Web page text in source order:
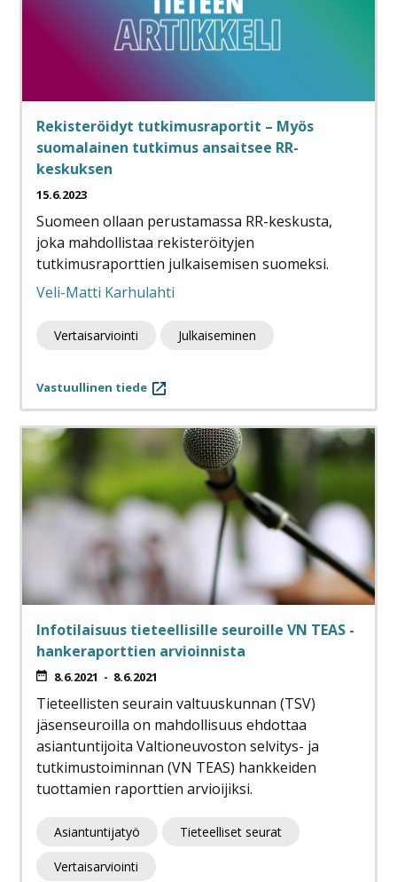
Rekisteröidyt tutkimusraportit – Myös
suomalainen tutkimus ansaitsee RR-
keskuksen
15.6.2023
Suomeen ollaan perustamassa RR-keskusta,
joka mahdollistaa rekisteröityjen
tutkimusraporttien julkaisemisen suomeksi.
Veli-Matti Karhulahti
Vertaisarviointi Julkaiseminen
Vastuullinen tiede
Infotilaisuus tieteellisille seuroille VN TEAS -
hankeraporttien arvioinnista
8.6.2021 - 8.6.2021
Tieteellisten seurain valtuuskunnan (TSV)
jäsenseuroilla on mahdollisuus ehdottaa
asiantuntijoita Valtioneuvoston selvitys- ja
tutkimustoiminnan (VN TEAS) hankkeiden
tuottamien raporttien arvioijiksi.
Asiantuntijatyö Tieteelliset seurat
Vertaisarviointi